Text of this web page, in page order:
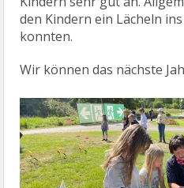
den Kindern ein Lächeln
konnten.
Wir können das nächste